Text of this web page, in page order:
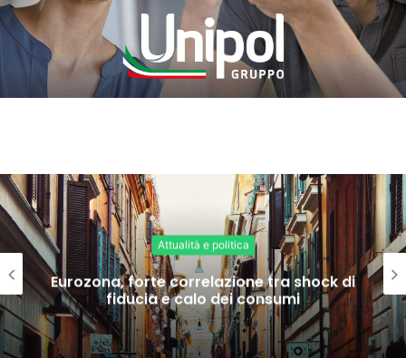
Attualità e politica
Eurozona, forte correlazione tra shock di
fiducia e calo dei consumi